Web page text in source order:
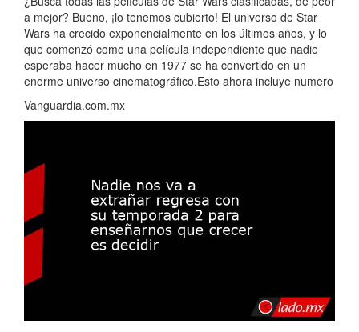
a mejor? Bueno, ¡lo tenemos cubierto! El universo de Star
Wars ha crecido exponencialmente en los últimos años, y lo
que comenzó como una película independiente que nadie
esperaba hacer mucho en 1977 se ha convertido en un
enorme universo cinematográfico.Esto ahora incluye numero
Vanguardia.com.mx